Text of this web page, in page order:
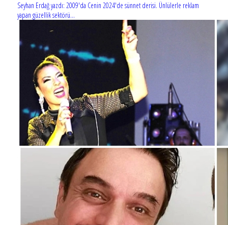
Seyhan Erdağ yazdı: 2009'da Cenin 2024'de sünnet derisi. Ünlülerle reklam
yapan güzellik sektörü...